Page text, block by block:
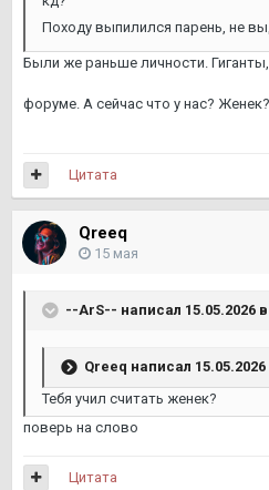
Походу выпилился парень, не
Были же раньше личности.
форуме. А сейчас что у нас? Женек?
Цитата
Qreeq
15 мая
--ArS-- написал 15.05.2026
Qreeq написал 15.05.2026
Тебя учил считать женек?
поверь на слово
Цитата